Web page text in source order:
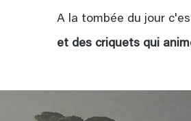
A la tombée du jour
et des criquets qui